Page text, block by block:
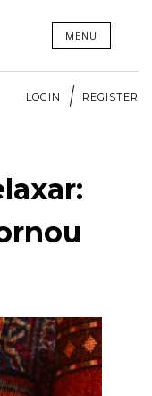
MENU
LOGIN REGISTER